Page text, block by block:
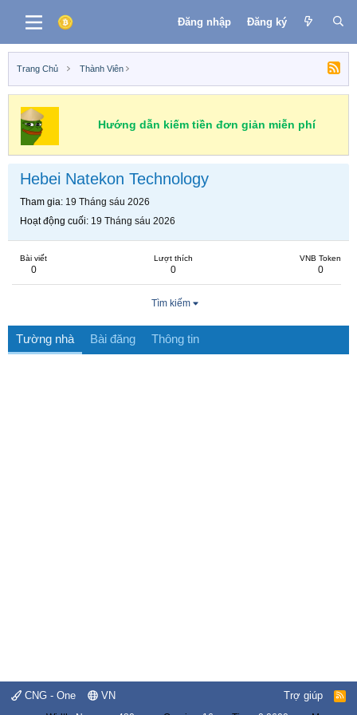
Đăng nhập Đăng ký
Trang Chủ Thành Viên
Hướng dẫn kiếm tiền đơn giản miễn phí
Hebei Natekon Technology
Tham gia 19 Tháng sáu 2026
Hoạt động cuối 19 Tháng sáu 2026
Bài viết
0
Lượt thích
0
VNB Token
0
Tìm kiếm
Tường nhà Bài đăng Thông tin
CNG - One VN Trợ giúp
R